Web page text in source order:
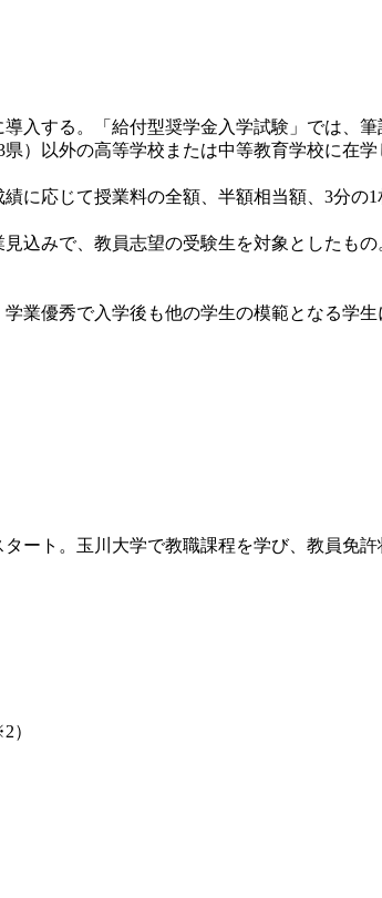
入する。「給付型奨学金入学試験」では、
）以外の高等学校または中等教育学校に在
応じて授業料の全額、半額相当額、3分の1
みで、教員志望の受験生を対象としたも
優秀で入学後も他の学生の模範となる学生
ト。玉川大学で教職課程を学び、教員免
）